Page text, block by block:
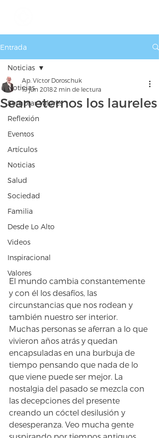
Entrada
Noticias
Sembrar Valores
Reflexión
Eventos
Artículos
Noticias
Salud
Sociedad
Familia
Desde Lo Alto
Videos
Inspiracional
Valores
Noticias
Sean eternos los laureles
Ap. Víctor Doroschuk
19 jun 20182 min de lectura
El mundo cambia constantemente
y con él los desafíos, las
circunstancias que nos rodean y
también nuestro ser interior.
Muchas personas se aferran a lo que
vivieron años atrás y quedan
encapsuladas en una burbuja de
tiempo pensando que nada de lo
que viene puede ser mejor. La
nostalgia del pasado se mezcla con
las decepciones del presente
creando un cóctel desilusión y
desesperanza. Veo mucha gente